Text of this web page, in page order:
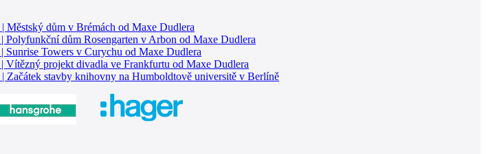
| Městský dům v Brémách od Maxe Dudlera
| Polyfunkční dům Rosengarten v Arbon od Maxe Dudlera
| Sunrise Towers v Curychu od Maxe Dudlera
| Vítězný projekt divadla ve Frankfurtu od Maxe Dudlera
| Začátek stavby knihovny na Humboldtově universitě v Berlíně